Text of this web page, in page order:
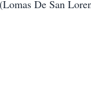
De San